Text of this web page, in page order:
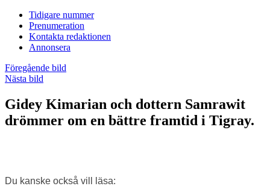
Tidigare nummer
Prenumeration
Kontakta redaktionen
Annonsera
Föregående bild
Nästa bild
Gidey Kimarian och dottern Samrawit
drömmer om en bättre framtid i Tigray.
Du kanske också vill läsa: